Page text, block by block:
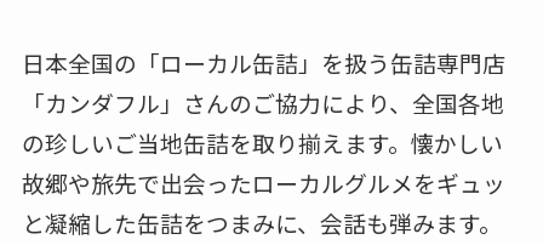
日本全国の「ローカル缶詰」を扱う缶詰専門店
「カンダフル」さんのご協力により、全国各地
の珍しいご当地缶詰を取り揃えます。懐かしい
故郷や旅先で出会ったローカルグルメをギュッ
と凝縮した缶詰をつまみに、会話も弾みます。